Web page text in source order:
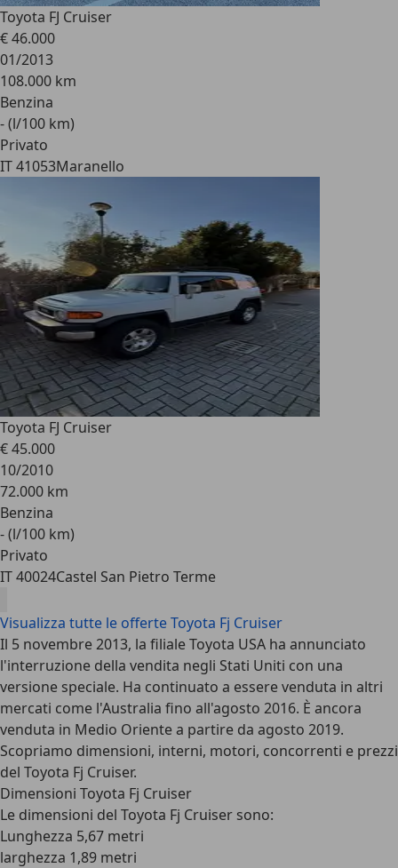
Toyota FJ Cruiser
€ 46.000
01/2013
108.000 km
Benzina
- (l/100 km)
Privato
IT 41053Maranello
Toyota FJ Cruiser
€ 45.000
10/2010
72.000 km
Benzina
- (l/100 km)
Privato
IT 40024Castel San Pietro Terme
Visualizza tutte le offerte Toyota Fj Cruiser
Il 5 novembre 2013, la filiale Toyota USA ha annunciato
l'interruzione della vendita negli Stati Uniti con una
versione speciale. Ha continuato a essere venduta in altri
mercati come l'Australia fino all'agosto 2016. È ancora
venduta in Medio Oriente a partire da agosto 2019.
Scopriamo dimensioni, interni, motori, concorrenti e prezzi
del Toyota Fj Cruiser.
Dimensioni Toyota Fj Cruiser
Le dimensioni del Toyota Fj Cruiser sono:
Lunghezza 5,67 metri
larghezza 1,89 metri